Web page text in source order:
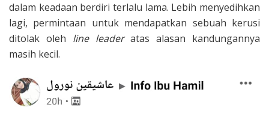
dalam keadaan berdiri terlalu lama. Lebih menyedihkan
lagi, permintaan untuk mendapatkan sebuah kerusi
ditolak oleh line leaderatas alasan kandungannya
masih kecil.